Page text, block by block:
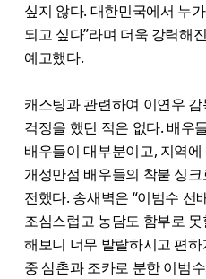
싶지 않다. 대한민국에서 누
되고 싶다”라며 더욱 강력해
예고했다.
캐스팅과 관련하여 이연우
걱정을 했던 적은 없다. 배우
배우들이 대부분이고, 지역
개성만점 배우들의 착붙 싱
전했다. 송새벽은 “이범수 선
조심스럽고 농담도 함부로
해보니 너무 발랄하시고 편
중 삼촌과 조카로 분한 이범